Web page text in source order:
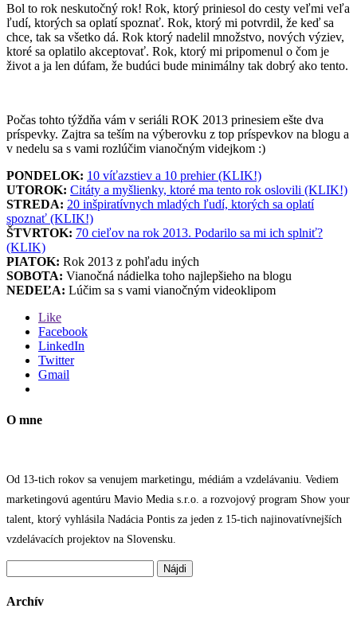
Bol to rok neskutočný rok! Rok, ktorý priniesol do cesty veľmi veľa
ľudí, ktorých sa oplatí spoznať. Rok, ktorý mi potvrdil, že keď sa
chce, tak sa všetko dá. Rok ktorý nadelil množstvo, nových výziev,
ktoré sa oplatilo akceptovať. Rok, ktorý mi pripomenul o čom je
život a ja len dúfam, že budúci bude minimálny tak dobrý ako tento.
Počas tohto týždňa vám v seriáli ROK 2013 prinesiem ešte dva
príspevky. Zajtra sa teším na výberovku z top príspevkov na blogu a
v nedelu sa s vami rozlúčim vianočným videjkom :)
PONDELOK: 10 víťazstiev a 10 prehier (KLIK!)
UTOROK: Citáty a myšlienky, ktoré ma tento rok oslovili (KLIK!)
STREDA: 20 inšpiratívnych mladých ľudí, ktorých sa oplatí
spoznať (KLIK!)
ŠTVRTOK: 70 cieľov na rok 2013. Podarilo sa mi ich splniť?
(KLIK)
PIATOK: Rok 2013 z pohľadu iných
SOBOTA: Vianočná nádielka toho najlepšieho na blogu
NEDEĽA: Lúčim sa s vami vianočným videoklipom
Like
Facebook
LinkedIn
Twitter
Gmail
O mne
Od 13-tich rokov sa venujem marketingu, médiám a vzdelávaniu. Vediem
marketingovú agentúru Mavio Media s.r.o. a rozvojový program Show your
talent, ktorý vyhlásila Nadácia Pontis za jeden z 15-tich najinovatívnejších
vzdelávacích projektov na Slovensku.
Archív